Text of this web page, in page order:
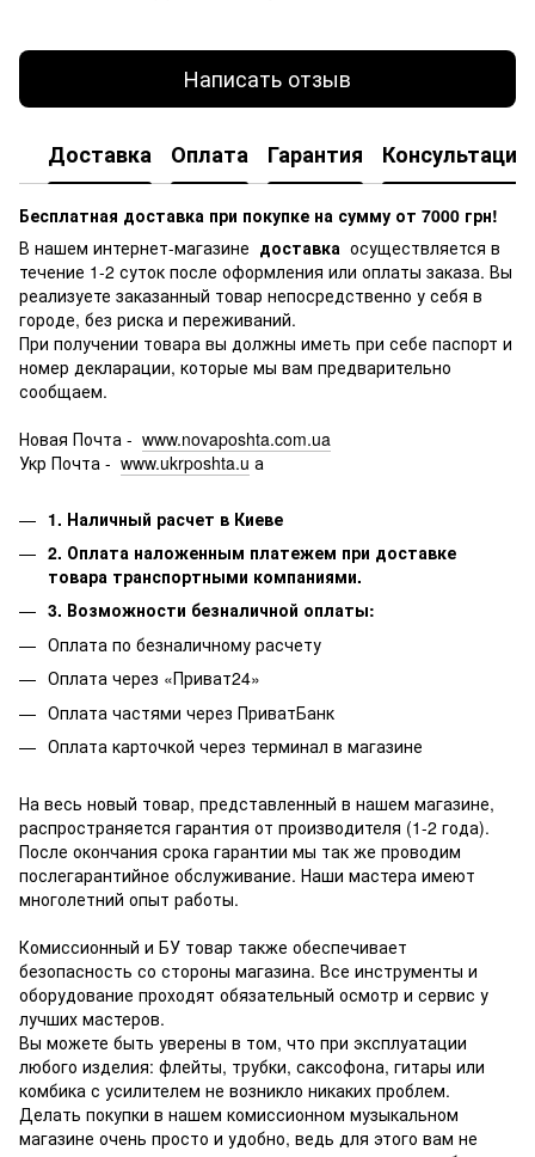
Написать отзыв
Доставка Оплата Гарантия Консультация
Бесплатная доставка при покупке на сумму от 7000 грн!
В нашем интернет-магазине доставка осуществляется в
течение 1-2 суток после оформления или оплаты заказа. Вы
реализуете заказанный товар непосредственно у себя в
городе, без риска и переживаний.
При получении товара вы должны иметь при себе паспорт и
номер декларации, которые мы вам предварительно
сообщаем.
Новая Почта - www.novaposhta.com.ua
Укр Почта - www.ukrposhta.u а
1. Наличный расчет в Киеве
2. Оплата наложенным платежем при доставке
товара транспортными компаниями.
3. Возможности безналичной оплаты:
Оплата по безналичному расчету
Оплата через «Приват24»
Оплата частями через ПриватБанк
Оплата карточкой через терминал в магазине
На весь новый товар, представленный в нашем магазине,
распространяется гарантия от производителя (1-2 года).
После окончания срока гарантии мы так же проводим
послегарантийное обслуживание. Наши мастера имеют
многолетний опыт работы.
Комиссионный и БУ товар также обеспечивает
безопасность со стороны магазина. Все инструменты и
оборудование проходят обязательный осмотр и сервис у
лучших мастеров.
Вы можете быть уверены в том, что при эксплуатации
любого изделия: флейты, трубки, саксофона, гитары или
комбика с усилителем не возникло никаких проблем.
Делать покупки в нашем комиссионном музыкальном
магазине очень просто и удобно, ведь для этого вам не